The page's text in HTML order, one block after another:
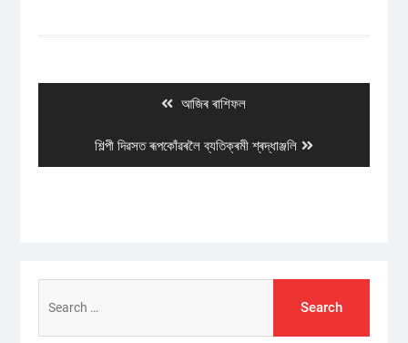
Previous
আজিৰ ৰাশিফল
Next
post:
শিল্পী দিৱসত ৰূপকোঁৱৰলৈ ব্যতিক্ৰমী শ্ৰদ্ধাঞ্জলি
for: